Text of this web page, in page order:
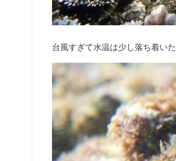
台風すぎて水温は少し落ち着い